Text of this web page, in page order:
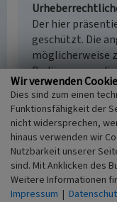
Der hier
geschützt. Die
möglicherweise
Bedingungen,
Empfohlene
„Teich bei
https://
20080225-0049
Wir verwenden
Dies sind zum einen
Funktionsfähigkeit der
nicht widersprechen,
hinaus verwenden wir
Nutzbarkeit unserer
sind. Mit Anklicken des
Weitere Informationen
Impressum |